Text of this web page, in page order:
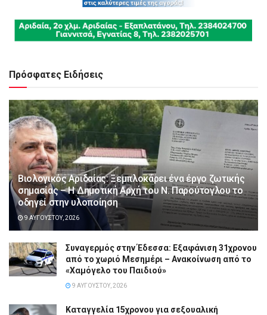
Πρόσφατες Ειδήσεις
Βιολογικός Αριδαίας: Ξεμπλοκάρει ένα έργο ζωτικής
σημασίας – Η Δημοτική Αρχή του Ν. Παρούτογλου το
οδηγεί στην υλοποίηση
9 ΑΥΓΟΎΣΤΟΥ, 2026
Συναγερμός στην Έδεσσα: Εξαφάνιση 31χρονου
από το χωριό Μεσημέρι – Ανακοίνωση από το
«Χαμόγελο του Παιδιού»
9 ΑΥΓΟΎΣΤΟΥ, 2026
Καταγγελία 15χρονου για σεξουαλική